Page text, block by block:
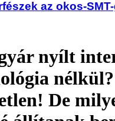
az okos-
nyílt
nélkül?
De